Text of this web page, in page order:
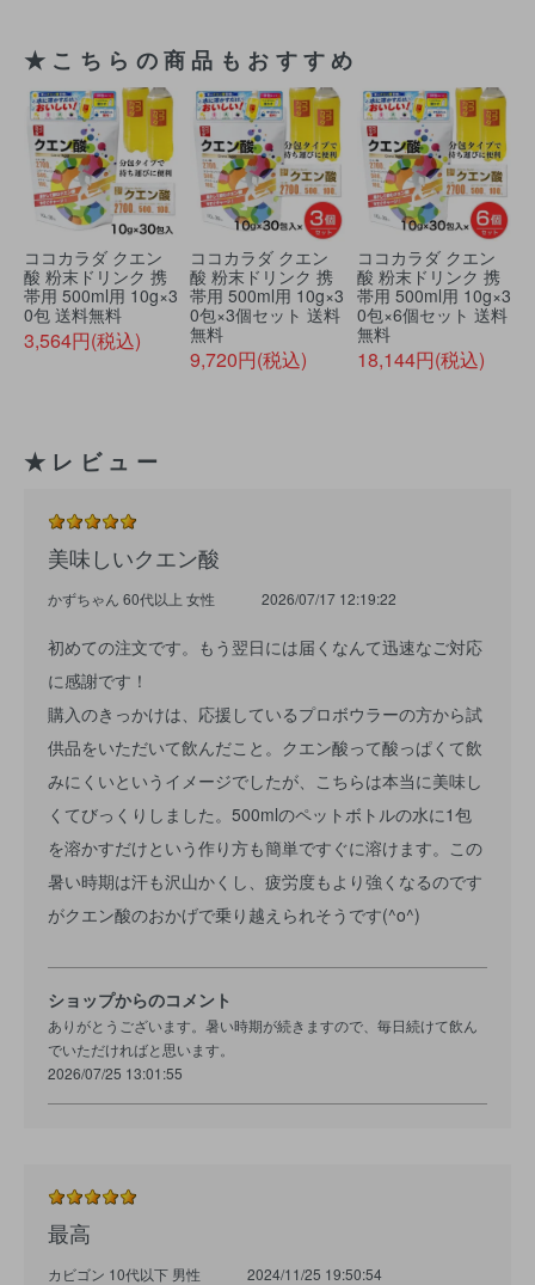
★レビュー
美味しいクエン酸
かずちゃん 60代以上 女性 2026/07/17 12:19:22
初めての注文です。もう翌日には届くなんて迅速なご対応
に感謝です！
購入のきっかけは、応援しているプロボウラーの方から試
供品をいただいて飲んだこと。クエン酸って酸っぱくて飲
みにくいというイメージでしたが、こちらは本当に美味し
くてびっくりしました。500mlのペットボトルの水に1包
を溶かすだけという作り方も簡単ですぐに溶けます。この
暑い時期は汗も沢山かくし、疲労度もより強くなるのです
がクエン酸のおかげで乗り越えられそうです(^o^)
ショップからのコメント
ありがとうございます。暑い時期が続きますので、毎日続けて飲ん
でいただければと思います。
2026/07/25 13:01:55
最高
カビゴン 10代以下 男性 2024/11/25 19:50:54
★こちらの商品もおすすめ
ココカラダ クエン
酸 粉末ドリンク 携
帯用 500ml用 10g×3
0包 送料無料
3,564円(税込)
ココカラダ クエン
酸 粉末ドリンク 携
帯用 500ml用 10g×3
0包×3個セット 送料
無料
9,720円(税込)
ココカラダ クエン
酸 粉末ドリンク 携
帯用 500ml用 10g×3
0包×6個セット 送料
無料
18,144円(税込)